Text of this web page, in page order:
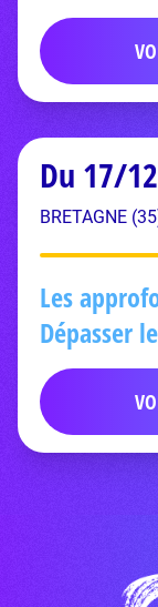
Du 17/
BRETAGNE
Les
Dépasser